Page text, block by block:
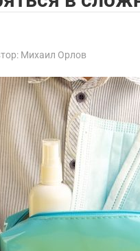
Михаил Орлов